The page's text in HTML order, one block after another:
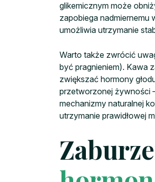
glikemicznym może
zapobiega nadmiernemu
umożliwia utrzymanie
Warto także zwrócić
być pragnieniem). Kawa
zwiększać hormony
przetworzonej żywności
mechanizmy naturalnej
utrzymanie prawidłowej